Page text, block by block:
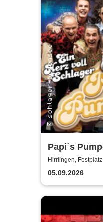
Papi´s
Hirrlingen
Hirrlingen,
05.09.2026